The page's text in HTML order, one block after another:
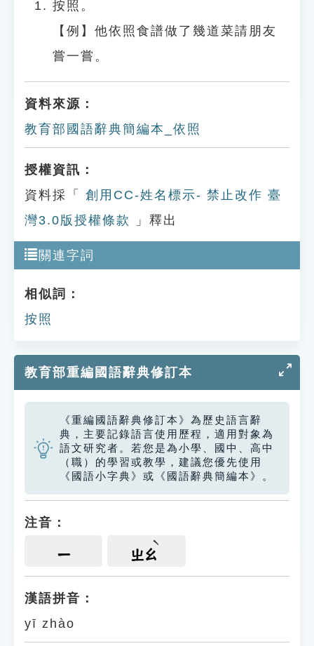
按照。
【例】他依照食譜做了幾道菜請朋友
嘗一嘗。
資料來源：
教育部國語辭典簡編本_依照
授權資訊：
資料採「
創用CC-姓名標示- 禁止改作 臺
灣3.0版授權條款
」釋出
關連字詞
相似詞：
按照
教育部重編國語辭典修訂本
《重編國語辭典修訂本》為歷史語言辭
典，主要記錄語言使用歷程，適用對象為
語文研究者。若您是為小學、國中、高中
（職）的學習或教學，建議您優先使用
《國語小字典》或《國語辭典簡編本》。
注音：
ㄧ ㄓㄠ
漢語拼音：
yī zhào